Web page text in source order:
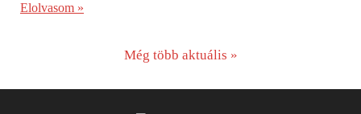
Elolvasom »
Még több aktuális »